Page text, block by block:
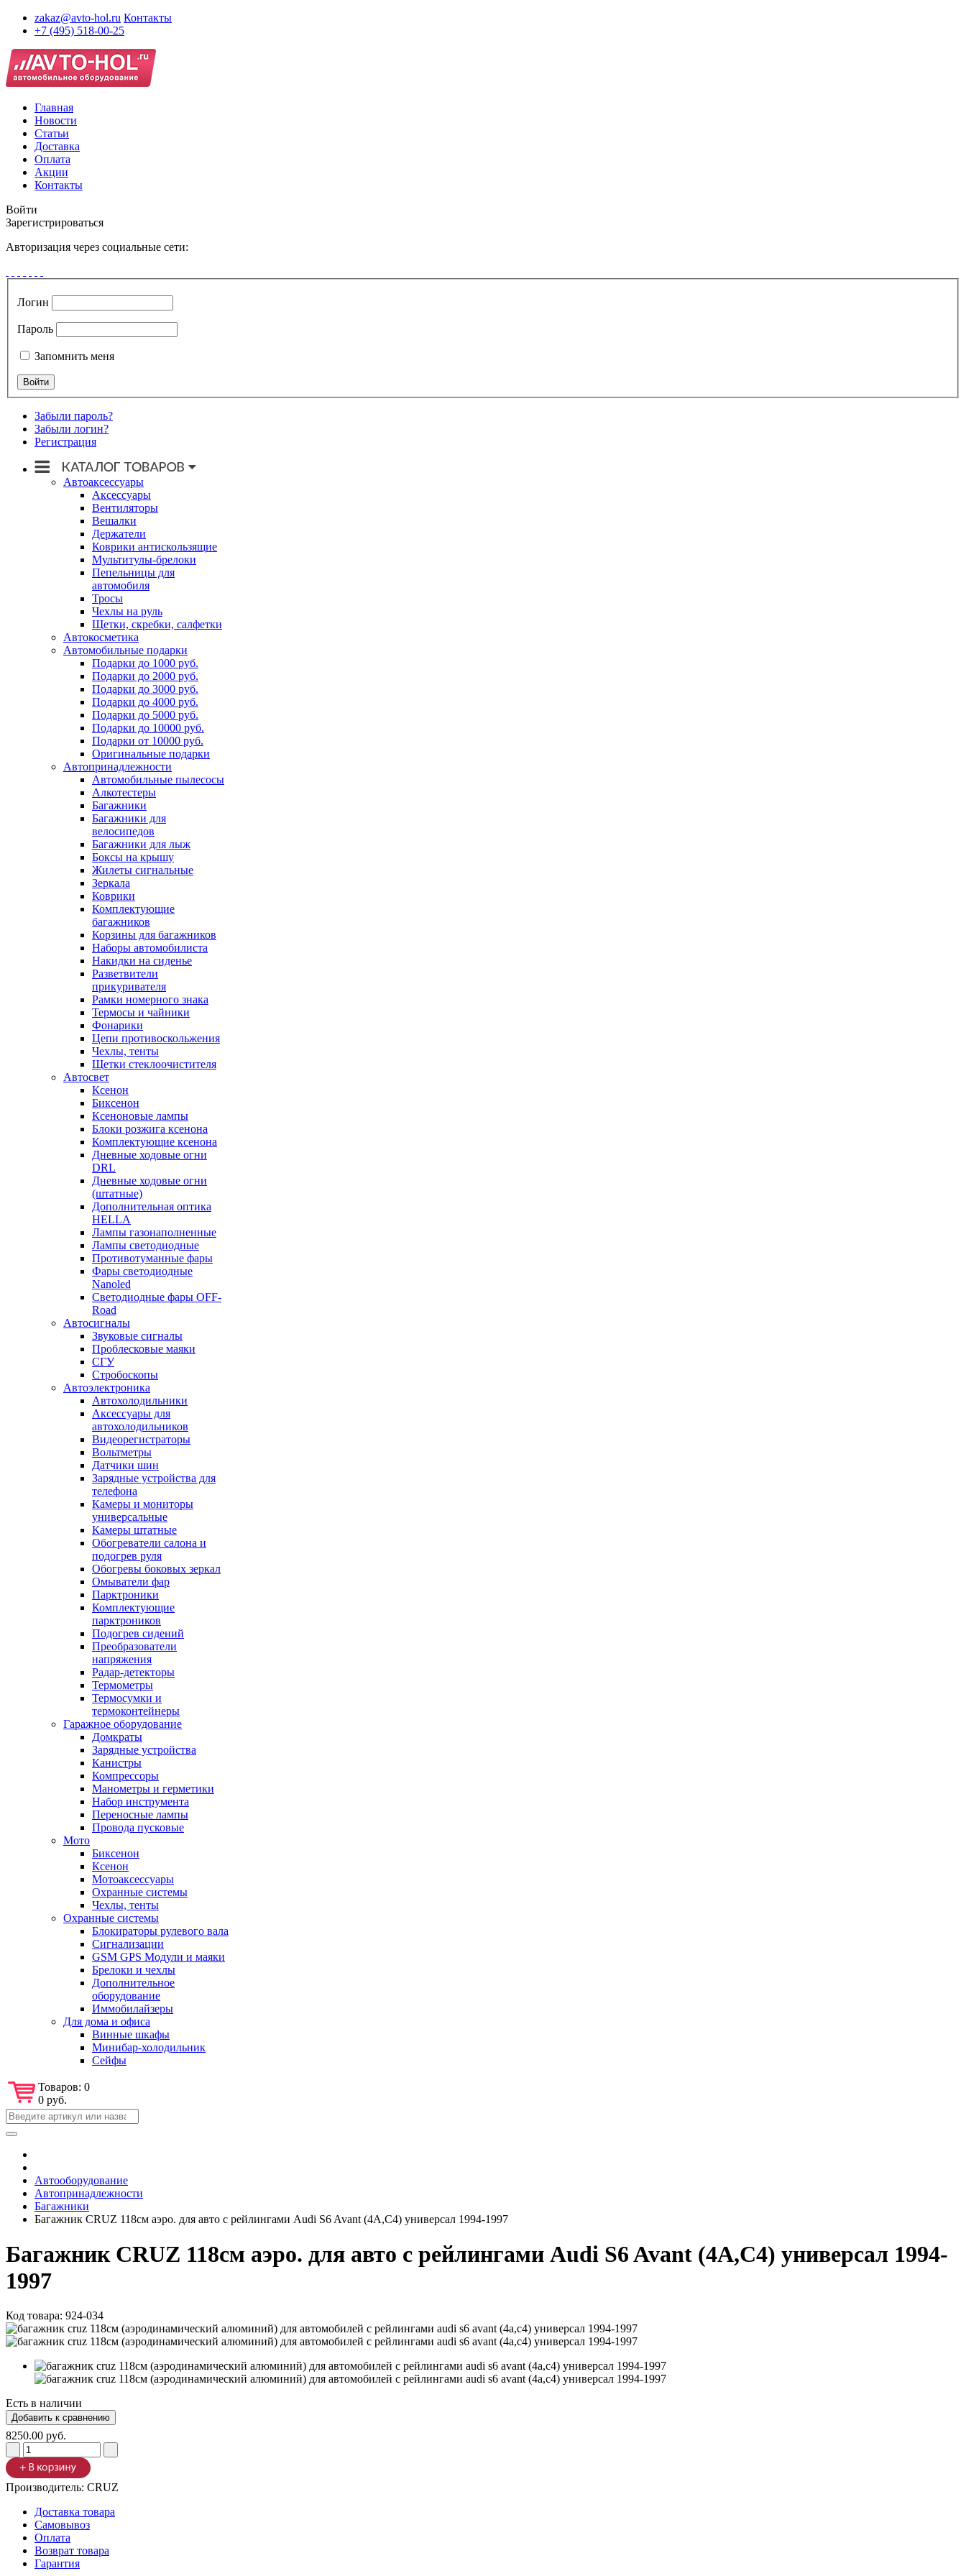
zakaz@avto-hol.ru Контакты
+7 (495) 518-00-25
Главная
Новости
Статьи
Доставка
Оплата
Акции
Контакты
Войти
Зарегистрироваться
Авторизация через социальные сети:
Логин
Пароль
Запомнить меня
Забыли пароль?
Забыли логин?
Регистрация
Автоаксессуары
Аксессуары
Вентиляторы
Вешалки
Держатели
Коврики антискользящие
Мультитулы-брелоки
Пепельницы для
автомобиля
Тросы
Чехлы на руль
Щетки, скребки, салфетки
Автокосметика
Автомобильные подарки
Подарки до 1000 руб.
Подарки до 2000 руб.
Подарки до 3000 руб.
Подарки до 4000 руб.
Подарки до 5000 руб.
Подарки до 10000 руб.
Подарки от 10000 руб.
Оригинальные подарки
Автопринадлежности
Автомобильные пылесосы
Алкотестеры
Багажники
Багажники для
велосипедов
Багажники для лыж
Боксы на крышу
Жилеты сигнальные
Зеркала
Коврики
Комплектующие
багажников
Корзины для багажников
Наборы автомобилиста
Накидки на сиденье
Разветвители
прикуривателя
Рамки номерного знака
Термосы и чайники
Фонарики
Цепи противоскольжения
Чехлы, тенты
Щетки стеклоочистителя
Автосвет
Ксенон
Биксенон
Ксеноновые лампы
Блоки розжига ксенона
Комплектующие ксенона
Дневные ходовые огни
DRL
Дневные ходовые огни
(штатные)
Дополнительная оптика
HELLA
Лампы газонаполненные
Лампы светодиодные
Противотуманные фары
Фары светодиодные
Nanoled
Светодиодные фары OFF-
Road
Автосигналы
Звуковые сигналы
Проблесковые маяки
СГУ
Стробоскопы
Автоэлектроника
Автохолодильники
Аксессуары для
автохолодильников
Видеорегистраторы
Вольтметры
Датчики шин
Зарядные устройства для
телефона
Камеры и мониторы
универсальные
Камеры штатные
Обогреватели салона и
подогрев руля
Обогревы боковых зеркал
Омыватели фар
Парктроники
Комплектующие
парктроников
Подогрев сидений
Преобразователи
напряжения
Радар-детекторы
Термометры
Термосумки и
термоконтейнеры
Гаражное оборудование
Домкраты
Зарядные устройства
Канистры
Компрессоры
Манометры и герметики
Набор инструмента
Переносные лампы
Провода пусковые
Мото
Биксенон
Ксенон
Мотоаксессуары
Охранные системы
Чехлы, тенты
Охранные системы
Блокираторы рулевого вала
Сигнализации
GSM GPS Модули и маяки
Брелоки и чехлы
Дополнительное
оборудование
Иммобилайзеры
Для дома и офиса
Винные шкафы
Минибар-холодильник
Сейфы
Товаров: 0
0 руб.
Автооборудование
Автопринадлежности
Багажники
Багажник CRUZ 118см аэро. для авто с рейлингами Audi S6 Avant (4A,C4) универсал 1994-1997
Багажник CRUZ 118см аэро. для авто с рейлингами Audi S6 Avant (4A,C4) универсал 1994-
1997
Код товара: 924-034
Есть в наличии
8250.00 руб.
Производитель: CRUZ
Доставка товара
Самовывоз
Оплата
Возврат товара
Гарантия